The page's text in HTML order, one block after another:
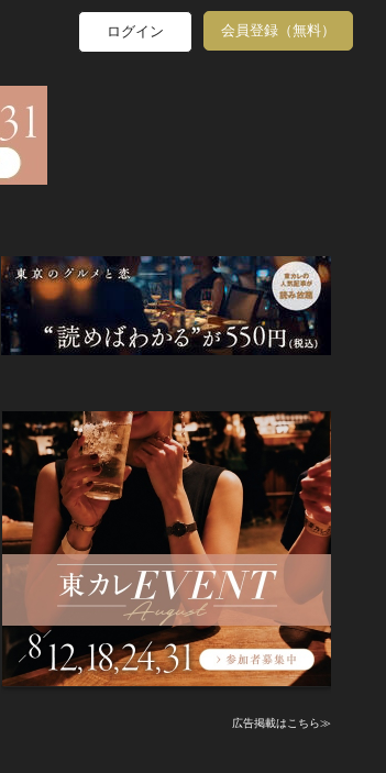
ログイン 会員登録（無料）
広告掲載はこちら≫